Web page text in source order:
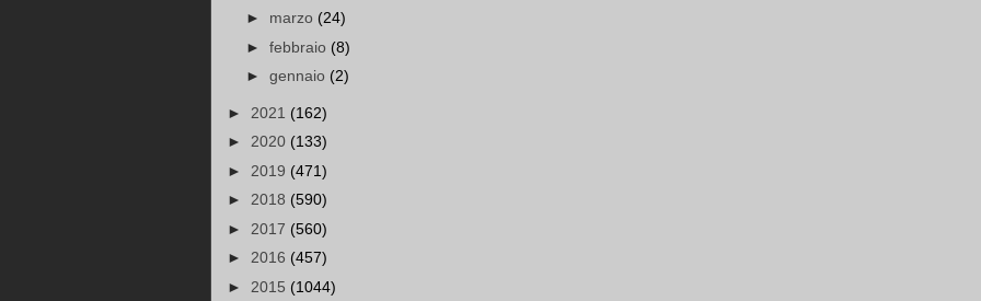
► marzo (24)
► febbraio (8)
► gennaio (2)
► 2021 (162)
► 2020 (133)
► 2019 (471)
► 2018 (590)
► 2017 (560)
► 2016 (457)
► 2015 (1044)